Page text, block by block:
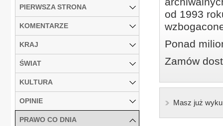
od 1993
Ponad
Zamów
Masz już
PIERWSZA STRONA
KOMENTARZE
KRAJ
ŚWIAT
KULTURA
OPINIE
PRAWO CO DNIA